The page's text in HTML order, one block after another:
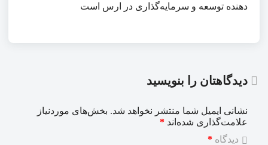
دهنده توسعه و سرمایه‌گذاری در ارس است
دیدگاهتان را بنویسید
نشانی ایمیل شما منتشر نخواهد شد. بخش‌های موردنیاز
علامت‌گذاری شده‌اند *
دیدگاه *